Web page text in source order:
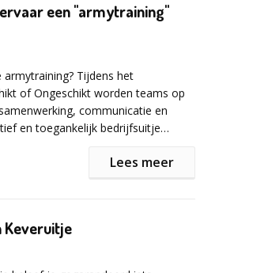
een "armytraining"
Tijdens het
of Ongeschikt worden teams op
communicatie en
en toegankelijk bedrijfsuitje
worden de teams ingedeeld en
opdrachten worden teams
en communicatie. Denk aan
Lees meer
Keveruitje